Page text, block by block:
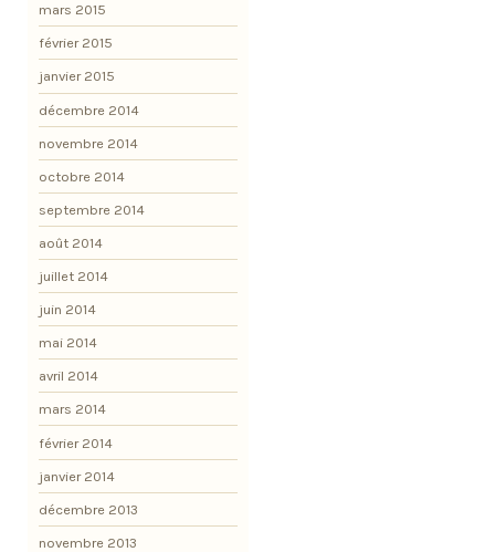
mars 2015
février 2015
janvier 2015
décembre 2014
novembre 2014
octobre 2014
septembre 2014
août 2014
juillet 2014
juin 2014
mai 2014
avril 2014
mars 2014
février 2014
janvier 2014
décembre 2013
novembre 2013